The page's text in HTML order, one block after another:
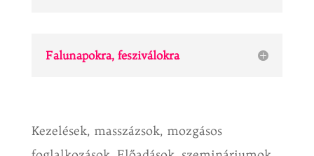
Falunapokra, fesziválokra
Kezelések, masszázsok, mozgásos